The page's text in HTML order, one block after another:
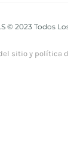
© 2023 Todos
sitio y política